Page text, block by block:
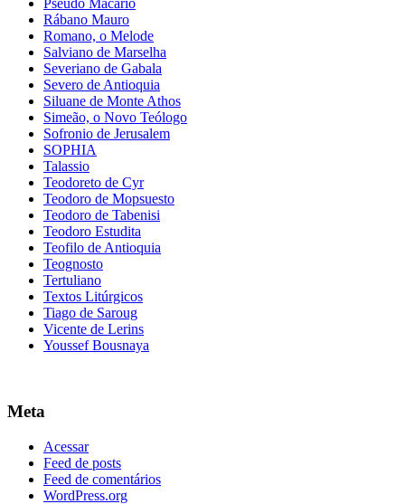
Pseudo Macario
Rábano Mauro
Romano, o Melode
Salviano de Marselha
Severiano de Gabala
Severo de Antioquia
Siluane de Monte Athos
Simeão, o Novo Teólogo
Sofronio de Jerusalem
SOPHIA
Talassio
Teodoreto de Cyr
Teodoro de Mopsuesto
Teodoro de Tabenisi
Teodoro Estudita
Teofilo de Antioquia
Teognosto
Tertuliano
Textos Litúrgicos
Tiago de Saroug
Vicente de Lerins
Youssef Bousnaya
Meta
Acessar
Feed de posts
Feed de comentários
WordPress.org